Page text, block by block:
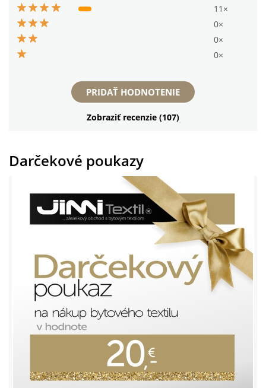
11×
0×
0×
0×
PRIDAŤ HODNOTENIE
Zobraziť recenzie (107)
Darčekové poukazy